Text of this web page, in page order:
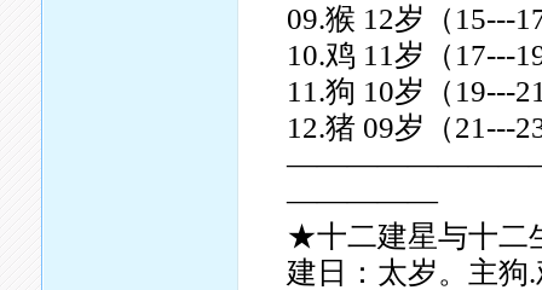
09.猴 12岁（15---
10.鸡 11岁（17---
11.狗 10岁（19---
12.猪 09岁（21---
—————
★十二建星与十二
建日：太岁。主狗